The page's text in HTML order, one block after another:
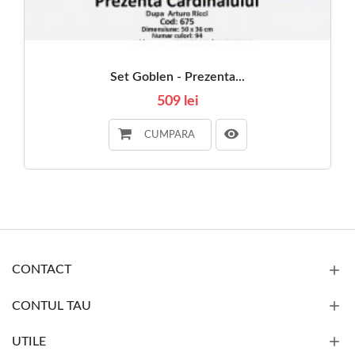
Set Goblen - Prezenta...
509 lei
CUMPARA
CONTACT
CONTUL TAU
UTILE